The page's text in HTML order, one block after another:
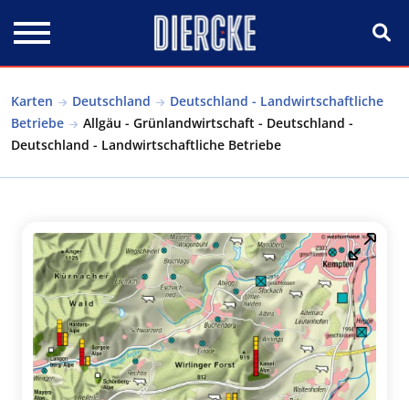
Karten Deutschland
Deutschland - Landwirtschaftliche
Betriebe
Allgäu - Grünlandwirtschaft - Deutschland -
Deutschland - Landwirtschaftliche Betriebe